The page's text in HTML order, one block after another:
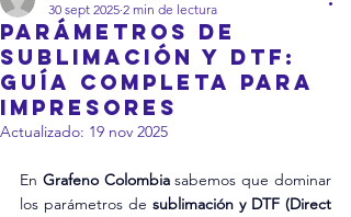
Parámetros de
Sublimación y DTF:
Guía Completa para
Impresores
30 sept 2025 2 min de lectura
Actualizado: 19 nov 2025
En Grafeno Colombia sabemos que dominar
los parámetros de sublimación y DTF (Direct